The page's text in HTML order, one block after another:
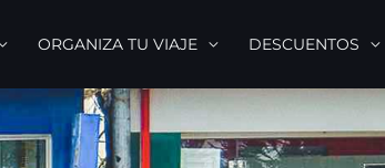
ORGANIZA TU VIAJE DESCUENTOS